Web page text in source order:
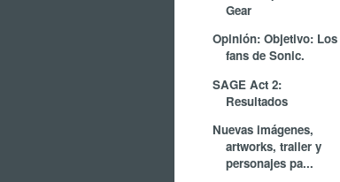
Gear
Opinión: Objetivo: Los
fans de Sonic.
SAGE Act 2:
Resultados
Nuevas imágenes,
artworks, trailer y
personajes pa...